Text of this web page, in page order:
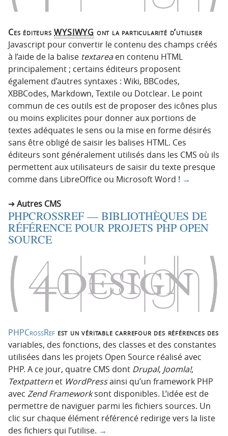
Ces éditeursWYSIWYG ont la particularité d’utiliser
Javascript pour convertir le contenu des champs créés
à l’aide de la balise textareaen contenu HTML
principalement ; certains éditeurs proposent
également d’autres syntaxes : Wiki, BBCodes,
XBBCodes, Markdown, Textile ou Dotclear. Le point
commun de ces outils est de proposer des icônes plus
ou moins explicites pour donner aux portions de
textes adéquates le sens ou la mise en forme désirés
sans être obligé de saisir les balises HTML. Ces
éditeurs sont généralement utilisés dans les CMS où ils
permettent aux utilisateurs de saisir du texte presque
comme dans LibreOffice ou Microsoft Word ! →
Autres CMS
PHPCROSSREF — BIBLIOTHÈQUES DE
RÉFÉRENCE POUR PROJETS PHP OPEN
SOURCE
PHPCrossRef est un véritable carrefour des références des
variables, des fonctions, des classes et des constantes
utilisées dans les projets Open Source réalisé avec
PHP. A ce jour, quatre CMS dont Drupal, Joomla!,
Textpattern et WordPressainsi qu’un framework PHP
avec Zend Frameworksont disponibles. L’idée est de
permettre de naviguer parmi les fichiers sources. Un
clic sur chaque élément référencé redirige vers la liste
des fichiers qui l’utilise. →